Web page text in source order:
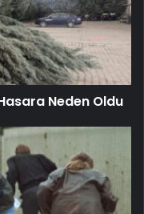
Neden Oldu